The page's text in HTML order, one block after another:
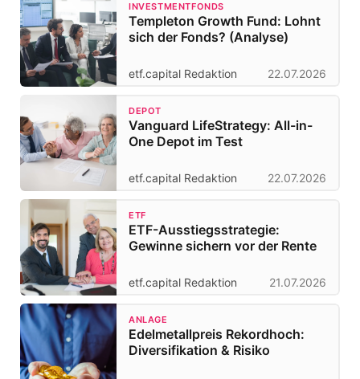
INVESTMENTFONDS
Templeton Growth Fund: Lohnt
sich der Fonds? (Analyse)
etf.capital Redaktion 22.07.2026
DEPOT
Vanguard LifeStrategy: All-in-
One Depot im Test
etf.capital Redaktion 22.07.2026
ETF
ETF-Ausstiegsstrategie:
Gewinne sichern vor der Rente
etf.capital Redaktion 21.07.2026
ANLAGE
Edelmetallpreis Rekordhoch:
Diversifikation & Risiko